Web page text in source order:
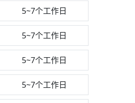
5~7个工作日
5~7个工作日
5~7个工作日
5~7个工作日